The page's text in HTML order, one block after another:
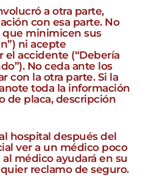
a otra parte,
con esa parte. No
que minimicen sus
ni acepte
el accidente (“Debería
No ceda ante los
con la otra parte. Si la
toda la información
de placa, descripción
hospital después del
ver a un médico poco
al médico ayudará en su
reclamo de seguro.